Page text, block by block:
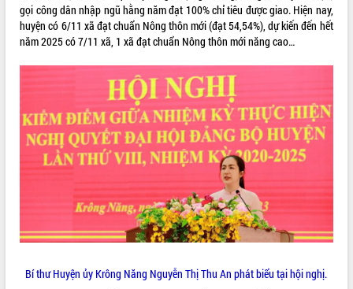
Không có file video nào để phát.
gọi công dân nhập ngũ hằng năm đạt 100% chỉ tiêu được giao. Hiện nay,
huyện có 6/11 xã đạt chuẩn Nông thôn mới (đạt 54,54%), dự kiến đến hết
năm 2025 có 7/11 xã, 1 xã đạt chuẩn Nông thôn mới năng cao…
Bí thư Huyện ủy Krông Năng Nguyễn Thị Thu An phát biểu tại hội nghị.